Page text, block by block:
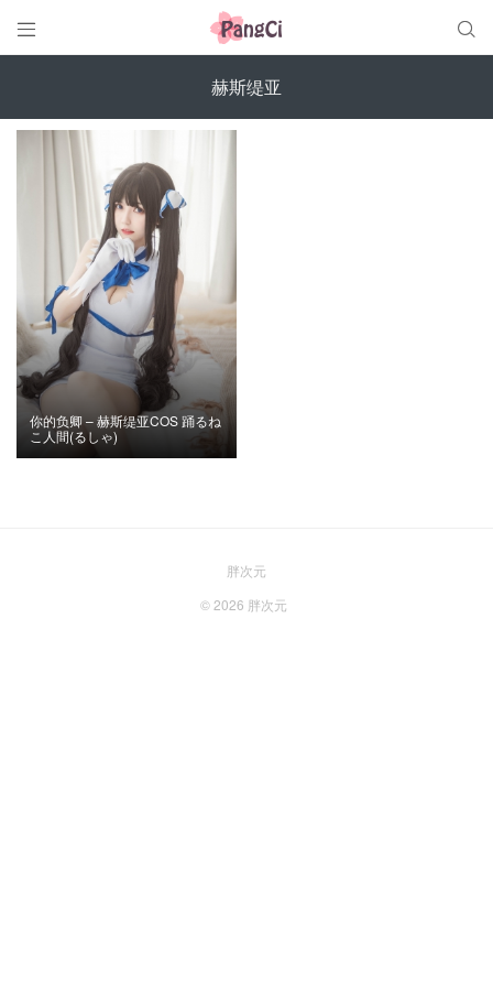
 
赫斯缇亚
你的负卿 – 赫斯缇亚COS 踊るね
こ人間(るしゃ)
胖次元
© 2026 胖次元